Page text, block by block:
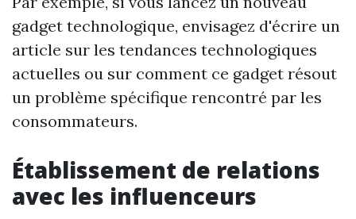
gadget technologique, envisagez d'écrire un
article sur les tendances technologiques
actuelles ou sur comment ce gadget résout
un problème spécifique rencontré par les
consommateurs.
Établissement de relations
avec les influenceurs